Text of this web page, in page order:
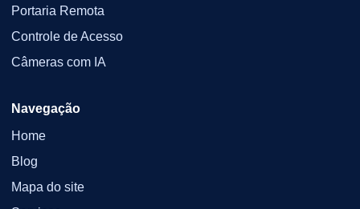
Portaria Remota
Controle de Acesso
Câmeras com IA
Navegação
Home
Blog
Mapa do site